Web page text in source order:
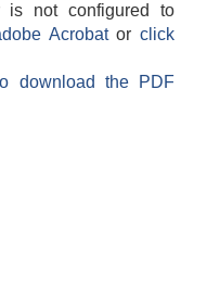
is not configured to
Acrobatorclick
download the PDF